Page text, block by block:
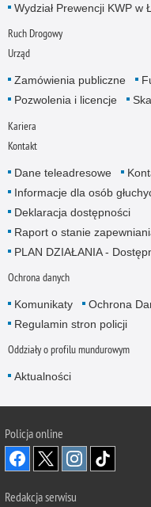
Wydział Prewencji KWP w
Ruch Drogowy
Urząd
Zamówienia publiczne
Pozwolenia i licencje
Kariera
Kontakt
Dane teleadresowe
Informacje dla osób
Deklaracja dostępności
Raport o stanie
PLAN DZIAŁANIA -
Ochrona danych
Komunikaty
Ochrona
Regulamin stron policji
Oddziały o profilu mundurowym
Aktualności
Policja online
Redakcja serwisu